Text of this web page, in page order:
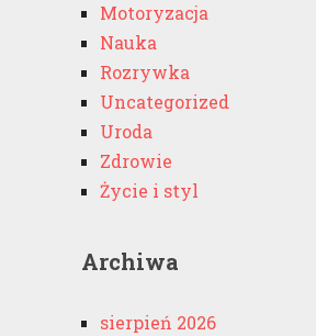
Motoryzacja
Nauka
Rozrywka
Uncategorized
Uroda
Zdrowie
Życie i styl
Archiwa
sierpień 2026